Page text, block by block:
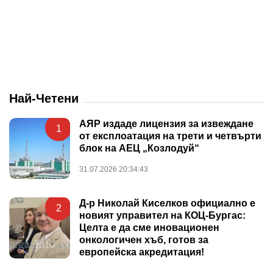
Най-Четени
1
АЯР издаде лицензия за извеждане
от експлоатация на трети и четвърти
блок на АЕЦ „Козлодуй“
31.07.2026 20:34:43
2
Д-р Николай Киселков официално е
новият управител на КОЦ-Бургас:
Целта е да сме иновационен
онкологичен хъб, готов за
европейска акредитация!